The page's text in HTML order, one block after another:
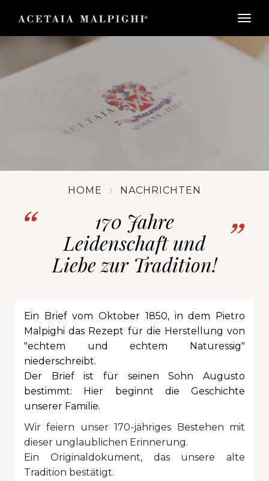
HOME NACHRICHTEN
170 Jahre
Leidenschaft und
Liebe zur Tradition!
Ein Brief vom Oktober 1850, in dem Pietro
Malpighi das Rezept für die Herstellung von
"echtem und echtem Naturessig"
niederschreibt.
Der Brief ist für seinen Sohn Augusto
bestimmt: Hier beginnt die Geschichte
unserer Familie.
Wir feiern unser 170-jähriges Bestehen mit
dieser unglaublichen Erinnerung.
Ein Originaldokument, das unsere alte
Tradition bestätigt.